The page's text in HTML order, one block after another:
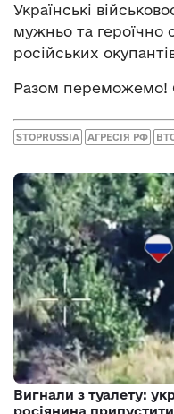
Українські
мужньо та героїчно
російських
Разом переможемо!
STOPRUSSIA АГРЕСІЯ РФ
Вигнали з туалету:
росіянина